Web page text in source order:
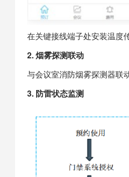
在关键接线端子处安装温度
2. 烟雾探测联动
与会议室消防烟雾探测器联
3. 防雷状态监测